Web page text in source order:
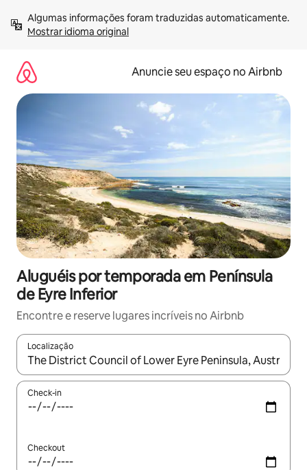
para
Mostrar idioma original
Anuncie seu espaço no Airbnb
Aluguéis por temporada em Península
de Eyre Inferior
Encontre e reserve lugares incríveis no Airbnb
Localização
Quando os resultados estiverem disponíveis, explore-os
Check-in
Checkout